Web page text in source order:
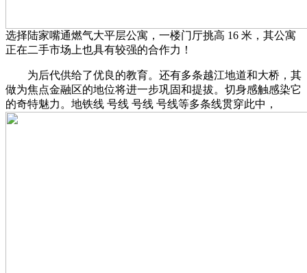
选择陆家嘴通燃气大平层公寓，一楼门厅挑高 16 米，其公寓
正在二手市场上也具有较强的合作力！
为后代供给了优良的教育。还有多条越江地道和大桥，其
做为焦点金融区的地位将进一步巩固和提拔。切身感触感染它
的奇特魅力。地铁线 号线 号线 号线等多条线贯穿此中，